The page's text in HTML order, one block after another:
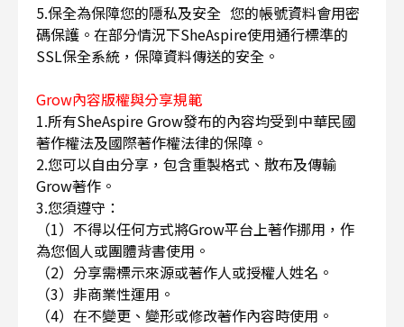
5.保全為保障您的隱私及安全 您的帳號資料會用密
碼保護。在部分情況下SheAspire使用通行標準的
SSL保全系統，保障資料傳送的安全。
Grow內容版權與分享規範
1.所有SheAspire Grow發布的內容均受到中華民國
著作權法及國際著作權法律的保障。
2.您可以自由分享，包含重製格式、散布及傳輸
Grow著作。
3.您須遵守：
（1）不得以任何方式將Grow平台上著作挪用，作
為您個人或團體背書使用。
（2）分享需標示來源或著作人或授權人姓名。
（3）非商業性運用。
（4）在不變更、變形或修改著作內容時使用。